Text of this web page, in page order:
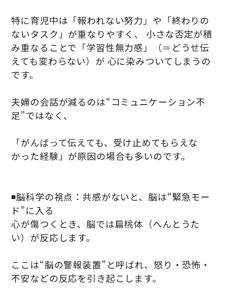
特に育児中は「報われない努力」や「終わりの
ないタスク」が重なりやすく、 小さな否定が積
み重なることで「学習性無力感」（＝どうせ伝
えても変わらない）が 心に染みついてしまうの
です。
夫婦の会話が減るのは“コミュニケーション不
足”ではなく、
「がんばって伝えても、受け止めてもらえな
かった経験」が原因の場合も多いのです。
◾️脳科学の視点：共感がないと、脳は“緊急モー
ド”に入る
心が傷つくとき、脳では扁桃体（へんとうた
い）が反応します。
ここは“脳の警報装置”と呼ばれ、怒り・恐怖・
不安などの反応を引き起こします。